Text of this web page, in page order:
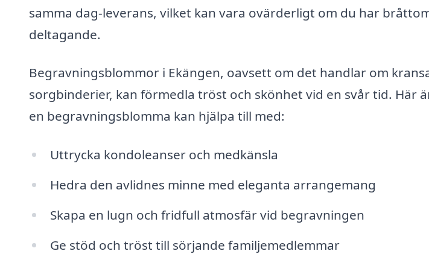
samma dag-leverans, vilket kan vara ovärderligt om du har
deltagande.
Begravningsblommor i Ekängen, oavsett om det handlar om
sorgbinderier, kan förmedla tröst och skönhet vid en svår tid. Här
en begravningsblomma kan hjälpa till med:
Uttrycka kondoleanser och medkänsla
Hedra den avlidnes minne med eleganta arrangemang
Skapa en lugn och fridfull atmosfär vid begravningen
Ge stöd och tröst till sörjande familjemedlemmar